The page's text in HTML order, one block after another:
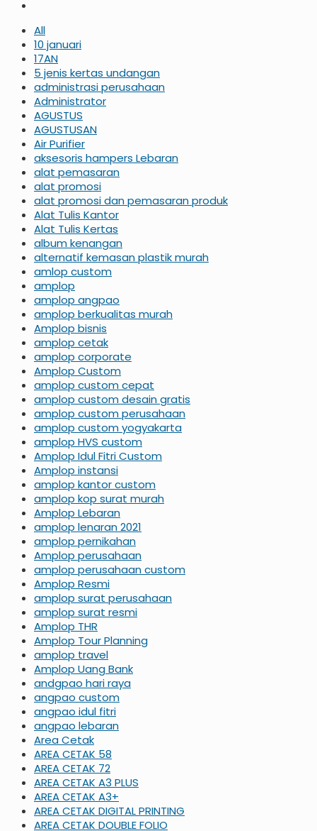
All
10 januari
17AN
5 jenis kertas undangan
administrasi perusahaan
Administrator
AGUSTUS
AGUSTUSAN
Air Purifier
aksesoris hampers Lebaran
alat pemasaran
alat promosi
alat promosi dan pemasaran produk
Alat Tulis Kantor
Alat Tulis Kertas
album kenangan
alternatif kemasan plastik murah
amlop custom
amplop
amplop angpao
amplop berkualitas murah
Amplop bisnis
amplop cetak
amplop corporate
Amplop Custom
amplop custom cepat
amplop custom desain gratis
amplop custom perusahaan
amplop custom yogyakarta
amplop HVS custom
Amplop Idul Fitri Custom
Amplop instansi
amplop kantor custom
amplop kop surat murah
Amplop Lebaran
amplop lenaran 2021
amplop pernikahan
Amplop perusahaan
amplop perusahaan custom
Amplop Resmi
amplop surat perusahaan
amplop surat resmi
Amplop THR
Amplop Tour Planning
amplop travel
Amplop Uang Bank
andgpao hari raya
angpao custom
angpao idul fitri
angpao lebaran
Area Cetak
AREA CETAK 58
AREA CETAK 72
AREA CETAK A3 PLUS
AREA CETAK A3+
AREA CETAK DIGITAL PRINTING
AREA CETAK DOUBLE FOLIO